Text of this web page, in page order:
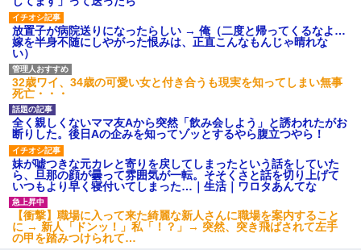
放置子が病院送りになったらしい → 俺（二度と帰ってくるなよ…
嫁を半身不随にしやがった恨みは、正直こんなもんじゃ晴れな
い）
32歳ワイ、34歳の可愛い女と付き合うも現実を知ってしまい無事
死亡・・・
全く親しくないママ友Aから突然「飲み会しよう」と誘われたがお
断りした。後日Aの企みを知ってゾッとするやら腹立つやら！
妹が嘘つきな元カレと寄りを戻してしまったという話をしていた
ら、旦那の顔が曇って雰囲気が一転。そそくさと話を切り上げて
いつもより早く寝付いてしまった…｜生活｜ワロタあんてな
【衝撃】職場に入って来た綺麗な新人さんに職場を案内すること
に → 新人「ドンッ！」私「！？」→ 突然、突き飛ばされて左手
の甲を踏みつけられて…